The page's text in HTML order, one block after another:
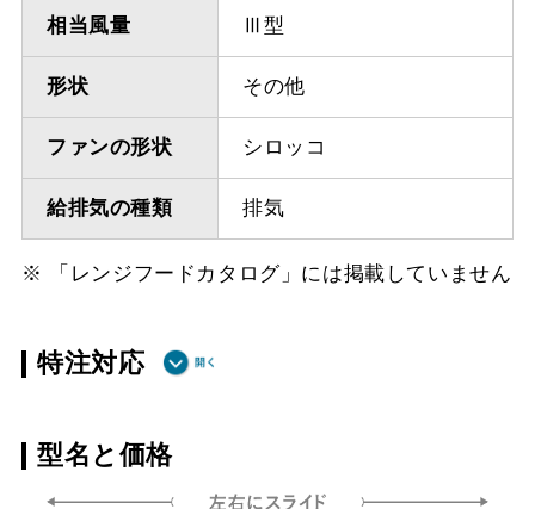
相当風量 Ⅲ型
形状 その他
ファンの形状 シロッコ
給排気の種類 排気
※ 「レンジフードカタログ」には掲載していません
特注対応
方
型名と価格